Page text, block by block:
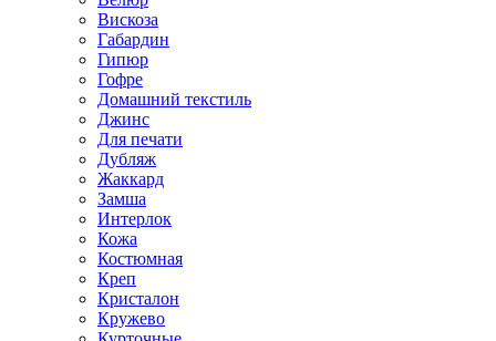
Вискоза
Габардин
Гипюр
Гофре
Домашний текстиль
Джинс
Для печати
Дубляж
Жаккард
Замша
Интерлок
Кожа
Костюмная
Креп
Кристалон
Кружево